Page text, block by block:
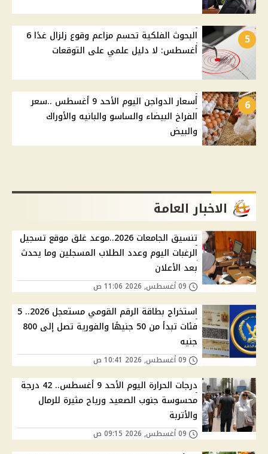
5
البحوث الفلكية تحسم مزاعم وقوع زلزال غدًا 6
أغسطس: لا دليل علمي على التوقعات
6
أسعار الدواجن اليوم الأحد 9 أغسطس ..سعر
الفراخ البيضاء والساسو والبانيه والأوراك
والبيض
الاخبار العامة
تنسيق الجامعات 2026..موعد غلق موقع تسجيل
الرغبات اليوم وعدد الطلاب المسجلين وما يحدث
بعد الأعلان
استخراج بطاقة الرقم القومي مستعجل 2026.. 5
فئات تبدأ من 50 جنيهًا والفورية تصل إلى 800
جنيه
درجات الحرارة اليوم الأحد 9 أغسطس.. 42 درجة
محسوسة جنوب الصعيد ورياح مثيرة للرمال
والأتربة